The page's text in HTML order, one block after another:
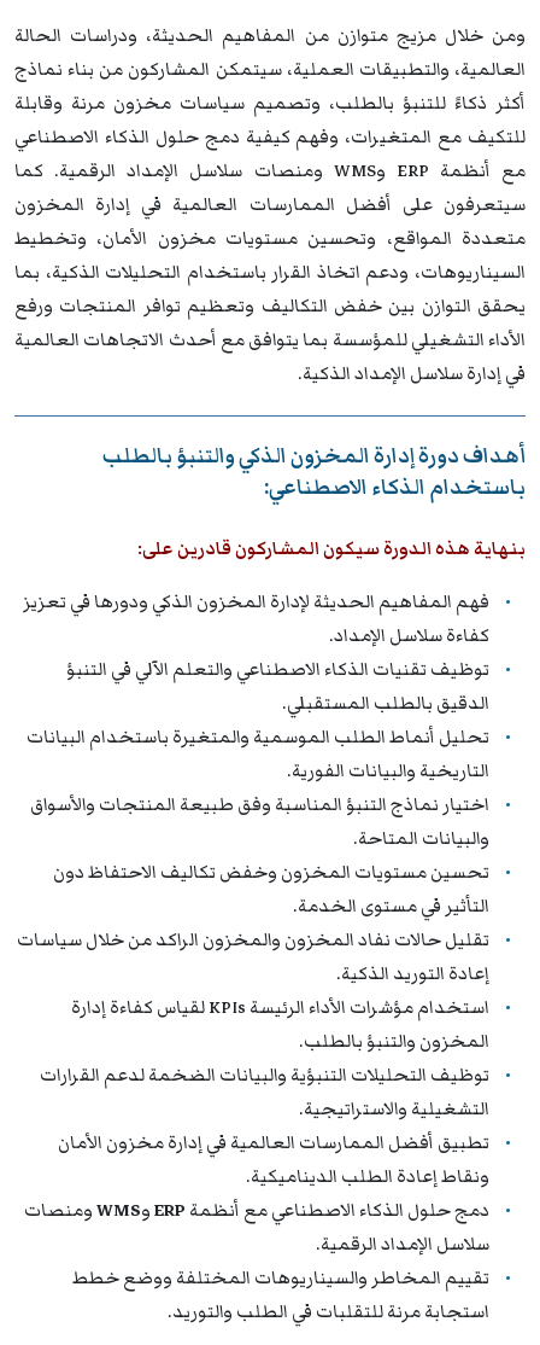
ومن خلال مزيج متوازن من المفاهيم الحديثة، ودراسات الحالة
العالمية، والتطبيقات العملية، سيتمكن المشاركون من بناء نماذج
أكثر ذكاءً للتنبؤ بالطلب، وتصميم سياسات مخزون مرنة وقابلة
للتكيف مع المتغيرات، وفهم كيفية دمج حلول الذكاء الاصطناعي
مع أنظمة ERP وWMS ومنصات سلاسل الإمداد الرقمية. كما
سيتعرفون على أفضل الممارسات العالمية في إدارة المخزون
متعددة المواقع، وتحسين مستويات مخزون الأمان، وتخطيط
السيناريوهات، ودعم اتخاذ القرار باستخدام التحليلات الذكية، بما
يحقق التوازن بين خفض التكاليف وتعظيم توافر المنتجات ورفع
الأداء التشغيلي للمؤسسة بما يتوافق مع أحدث الاتجاهات العالمية
في إدارة سلاسل الإمداد الذكية.
أهداف دورة إدارة المخزون الذكي والتنبؤ بالطلب
باستخدام الذكاء الاصطناعي:
بنهاية هذه الدورة سيكون المشاركون قادرين على:
فهم المفاهيم الحديثة لإدارة المخزون الذكي ودورها في تعزيز
كفاءة سلاسل الإمداد.
توظيف تقنيات الذكاء الاصطناعي والتعلم الآلي في التنبؤ
الدقيق بالطلب المستقبلي.
تحليل أنماط الطلب الموسمية والمتغيرة باستخدام البيانات
التاريخية والبيانات الفورية.
اختيار نماذج التنبؤ المناسبة وفق طبيعة المنتجات والأسواق
والبيانات المتاحة.
تحسين مستويات المخزون وخفض تكاليف الاحتفاظ دون
التأثير في مستوى الخدمة.
تقليل حالات نفاد المخزون والمخزون الراكد من خلال سياسات
إعادة التوريد الذكية.
استخدام مؤشرات الأداء الرئيسة KPIs لقياس كفاءة إدارة
المخزون والتنبؤ بالطلب.
توظيف التحليلات التنبؤية والبيانات الضخمة لدعم القرارات
التشغيلية والاستراتيجية.
تطبيق أفضل الممارسات العالمية في إدارة مخزون الأمان
ونقاط إعادة الطلب الديناميكية.
دمج حلول الذكاء الاصطناعي مع أنظمة ERPوWMSومنصات
سلاسل الإمداد الرقمية.
تقييم المخاطر والسيناريوهات المختلفة ووضع خطط
استجابة مرنة للتقلبات في الطلب والتوريد.